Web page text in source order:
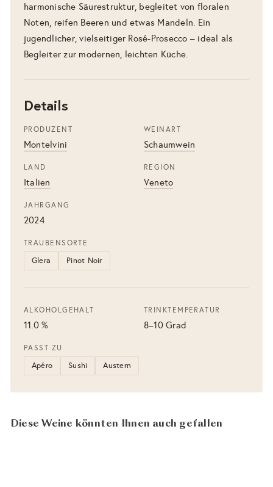
harmonische Säurestruktur, begleitet von floralen
Noten, reifen Beeren und etwas Mandeln. Ein
jugendlicher, vielseitiger Rosé-Prosecco – ideal als
Begleiter zur modernen, leichten Küche.
Details
PRODUZENT
Montelvini
WEINART
Schaumwein
LAND
Italien
REGION
Veneto
JAHRGANG
2024
TRAUBENSORTE
Glera Pinot Noir
ALKOHOLGEHALT
11.0 %
TRINKTEMPERATUR
8–10 Grad
PASST ZU
Apéro Sushi Austern
Diese Weine könnten Ihnen auch gefallen